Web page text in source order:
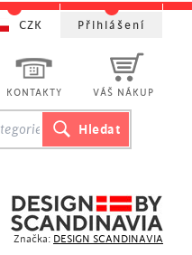
Značka: DESIGN SCANDINAVIA
KONTAKTY VÁŠ NÁKUP
CZK Přihlášení